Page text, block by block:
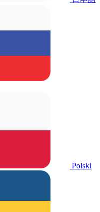
Polski